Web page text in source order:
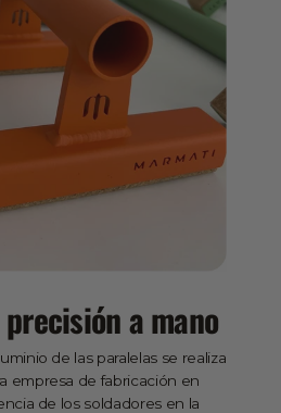
a mano
de las paralelas se realiza
empresa de fabricación en
de los soldadores en la